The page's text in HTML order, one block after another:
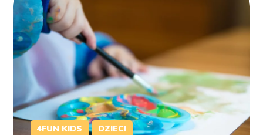
4FUN KIDS DZIECI